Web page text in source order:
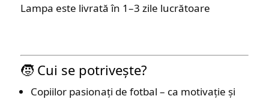
Lampa este livrată în 1–3 zile lucrătoare
🧒 Cui se potrivește?
Copiilor pasionați de fotbal – ca motivație și